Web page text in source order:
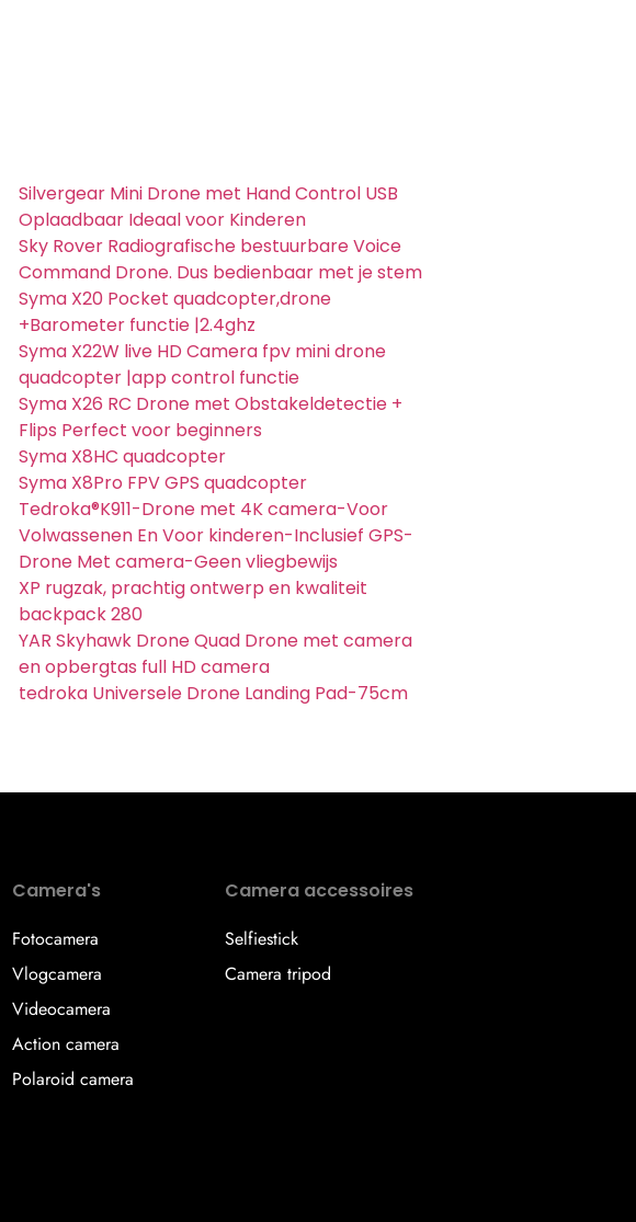
Silvergear Mini Drone met Hand Control USB
Oplaadbaar Ideaal voor Kinderen
Sky Rover Radiografische bestuurbare Voice
Command Drone. Dus bedienbaar met je stem
Syma X20 Pocket quadcopter,drone
+Barometer functie |2.4ghz
Syma X22W live HD Camera fpv mini drone
quadcopter |app control functie
Syma X26 RC Drone met Obstakeldetectie +
Flips Perfect voor beginners
Syma X8HC quadcopter
Syma X8Pro FPV GPS quadcopter
Tedroka®K911-Drone met 4K camera-Voor
Volwassenen En Voor kinderen-Inclusief GPS-
Drone Met camera-Geen vliegbewijs
XP rugzak, prachtig ontwerp en kwaliteit
backpack 280
YAR Skyhawk Drone Quad Drone met camera
en opbergtas full HD camera
tedroka Universele Drone Landing Pad-75cm
Camera's
Fotocamera
Vlogcamera
Videocamera
Action camera
Polaroid camera
Camera accessoires
Selfiestick
Camera tripod